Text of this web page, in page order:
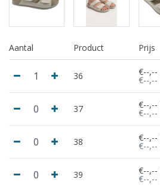
Aantal Product Prijs
36 €--,--
€--,--
37 €--,--
€--,--
38 €--,--
€--,--
39 €--,--
€--,--